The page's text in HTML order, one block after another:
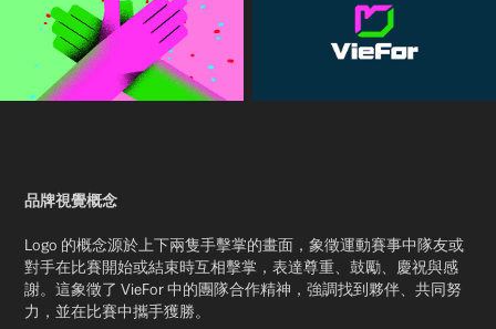
品牌視覺概念
Logo 的概念源於上下兩隻手擊掌的畫面，象徵運動賽事中隊友或
對手在比賽開始或結束時互相擊掌，表達尊重、鼓勵、慶祝與感
謝。這象徵了 VieFor 中的團隊合作精神，強調找到夥伴、共同努
力，並在比賽中攜手獲勝。